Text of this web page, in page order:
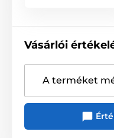
Vásárlói
A terméket